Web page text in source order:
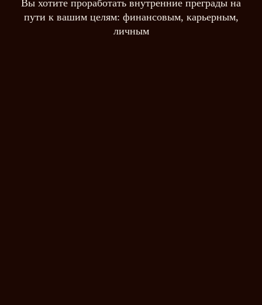
Вы хотите проработать внутренние преграды на
пути к вашим целям: финансовым, карьерным,
личным